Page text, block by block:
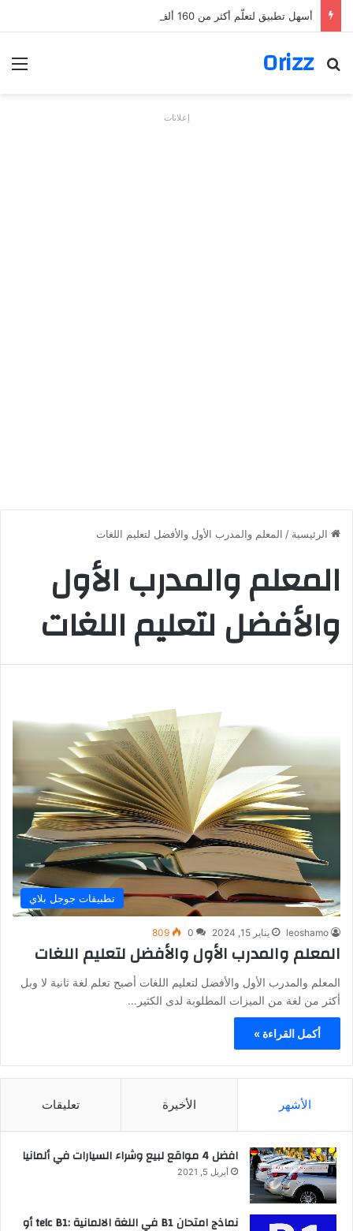
أسهل تطبيق لتعلّم أكثر من 160 ألف فعل بالألمانية
Orizz
بحث عن
إعلانات
الرئيسية / المعلم والمدرب الأول والأفضل لتعليم اللغات
المعلم والمدرب الأول
والأفضل لتعليم اللغات
تطبيقات جوجل بلاي
leoshamo يناير 15, 2024 0
809
المعلم والمدرب الأول والأفضل لتعليم اللغات
المعلم والمدرب الأول والأفضل لتعليم اللغات أصبح تعلم لغة ثانية لا وبل
أكثر من لغة من الميزات المطلوبة لدى الكثير…
أكمل القراءة »
الأشهر الأخيرة تعليقات
افضل 4 مواقع لبيع وشراء السيارات في ألمانيا
أبريل 5, 2021
نماذج امتحان B1 في اللغة الالمانية :telc B1 أو